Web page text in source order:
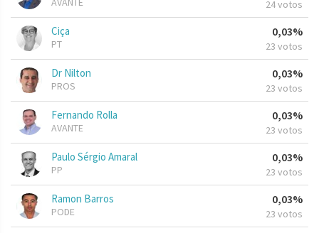
24 votos
Ciça
PT
0,03%
23 votos
Dr Nilton
PROS
0,03%
23 votos
Fernando Rolla
AVANTE
0,03%
23 votos
Paulo Sérgio Amaral
PP
0,03%
23 votos
Ramon Barros
PODE
0,03%
23 votos